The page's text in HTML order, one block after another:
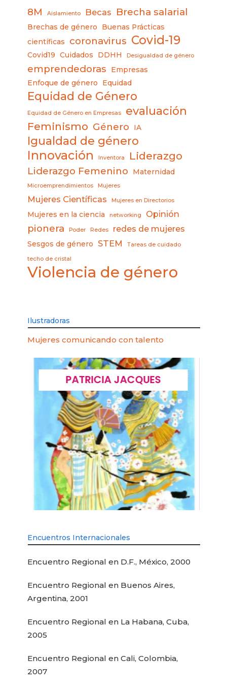
8M Aislamiento Becas Brecha salarial
Brechas de género
Buenas Prácticas
científicas
coronavirus Covid-19
Covid19 Cuidados DDHH Desigualdad de género
emprendedoras
Empresas
Enfoque de género
Equidad
Equidad de Género
Equidad de Género en Empresas evaluación
Feminismo Género IA
Igualdad de género
Innovación Inventora Liderazgo
Liderazgo Femenino Maternidad
Microemprendimientos Mujeres
Mujeres Científicas Mujeres en Directorios
Mujeres en la ciencia networking Opinión
pionera Poder Redes redes de mujeres
Sesgos de género STEM Tareas de cuidado
techo de cristal
Violencia de género
Ilustradoras
Mujeres comunicando con talento
PATRICIA JACQUES
Encuentros Internacionales
Encuentro Regional en D.F., México, 2000
Encuentro Regional en Buenos Aires,
Argentina, 2001
Encuentro Regional en La Habana, Cuba,
2005
Encuentro Regional en Cali, Colombia,
2007